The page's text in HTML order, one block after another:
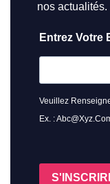
nos actualités.
Entrez Votre
Veuillez
Ex. :